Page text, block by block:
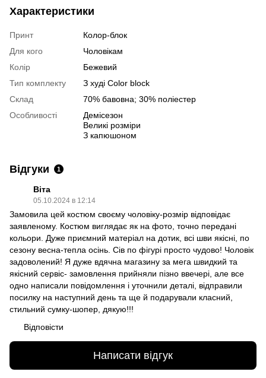
Характеристики
Принт
Колор-блок
Для кого
Чоловікам
Колір
Бежевий
Тип комплекту
З худі Color block
Склад
70% бавовна; 30% поліестер
Особливості
Демісезон
Великі розміри
З капюшоном
Відгуки 1
Віта
05.10.2024 в 12:14
Замовила цей костюм своєму чоловіку-розмір відповідає
заявленому. Костюм виглядає як на фото, точно передані
кольори. Дуже приємний матеріал на дотик, всі шви якісні, по
сезону весна-тепла осінь. Сів по фігурі просто чудово! Чоловік
задоволений! Я дуже вдячна магазину за мега швидкий та
якісний сервіс- замовлення прийняли пізно ввечері, але все
одно написали повідомлення і уточнили деталі, відправили
посилку на наступний день та ще й подарували класний,
стильний сумку-шопер, дякую!!!
Відповісти
Написати відгук